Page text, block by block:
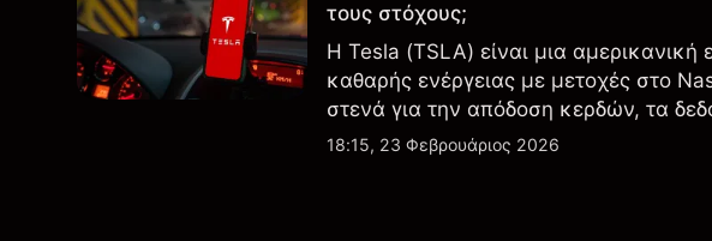
τους στόχους;
Η Tesla (TSLA) είναι μια αμερικανική
καθαρής ενέργειας με μετοχές στο
στενά για την απόδοση κερδών, τα
εξελίξεις στην τεχνολογία και την
18:15, 23 Φεβρουάριος 2026